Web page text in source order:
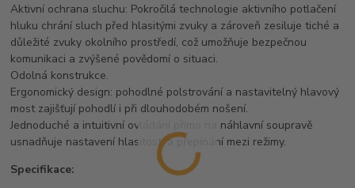
Aktivní ochrana sluchu: Pokročilá technologie aktivního potlačení
hluku chrání sluch před hlasitými zvuky a zároveň zesiluje tiché a
důležité zvuky okolního prostředí, což umožňuje bezpečnou
komunikaci a zvýšené povědomí o situaci.
Odolná konstrukce.
Ergonomický design: pohodlné polstrování a nastavitelný hlavový
most zajišťují pohodlí i při dlouhodobém nošení.
Jednoduché a intuitivní ovládání přímo na náhlavní soupravě
usnadňuje nastavení hlasitosti a přepínání mezi režimy.
Specifikace: